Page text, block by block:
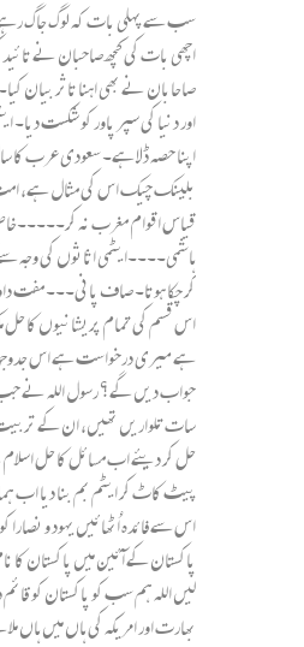
سب سے پہلی بات کہ لوگ جاگ رہے
اچھی بات کی کچھ صاحبان نے
صاحابان نے بھی اہنا تاثر
اور دنیا کی سپر پاور کو شکست
اپنا حصہ ڈلا ہے۔ سعودی عرب کا
بلینک چیک اس کی مثال ہے،
قیاس اقوام مغرب نہ
ہاشمی۔۔۔۔ایٹمی اثاثوں کی
کر چکا ہوتا۔ صاف پانی۔۔۔ مفت
اس قسم کی تمام پریشانیوں کا حل
ہے میری درخواست ہے اس جدوجہد
جواب دیں گے؟ رسول اللہ نے
سات تلواریں تھیں، ان کے
حل کر دیئے اب مسائل کا حل
پیٹ کاٹ کر ایٹم بم بنا دیا اب
اس سے فائدہ اُٹھائیں یہود و
پاکستان کے آئین میں پاکستان کا
لیں اللہ ہم سب کو پاکستان کو
بھارت اور امریکہ کی ہاں میں ہاں